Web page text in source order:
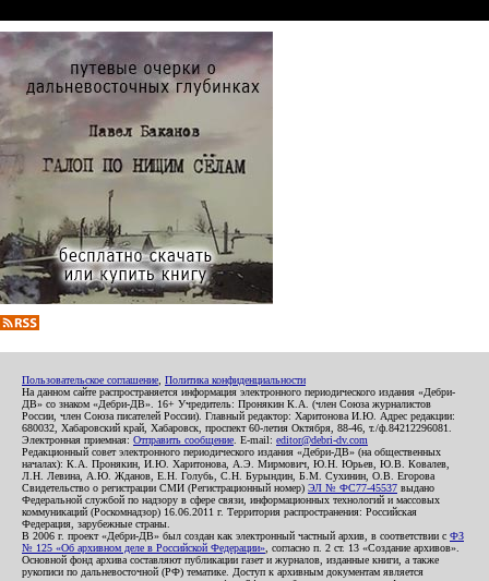
Пользовательское соглашение Политика конфиденциальности
На данном сайте распространяется информация электронного периодического издания «Дебри-
ДВ» со знаком «Дебри-ДВ». 16+ Учредитель: Пронякин К.А. (член Союза журналистов
России, член Союза писателей России). Главный редактор: Харитонова И.Ю. Адрес редакции:
680032, Хабаровский край, Хабаровск, проспект 60-летия Октября, 88-46, т./ф.84212296081.
Электронная приемная: Отправить сообщение . E-mail: editor@debri-dv.com
Редакционный совет электронного периодического издания «Дебри-ДВ» (на общественных
началах): К.А. Пронякин, И.Ю. Харитонова, А.Э. Мирмович, Ю.Н. Юрьев, Ю.В. Ковалев,
Л.Н. Левина, А.Ю. Жданов, Е.Н. Голубь, С.Н. Бурындин, Б.М. Сухинин, О.В. Егорова
Свидетельство о регистрации СМИ (Регистрационный номер) ЭЛ № ФС77-45537 выдано
Федеральной службой по надзору в сфере связи, информационных технологий и массовых
коммуникаций (Роскомнадзор) 16.06.2011 г. Территория распространения: Российская
Федерация, зарубежные страны.
В 2006 г. проект «Дебри-ДВ» был создан как электронный частный архив, в соответствии с ФЗ
№ 125 «Об архивном деле в Российской Федерации» , согласно п. 2 ст. 13 «Создание архивов».
Основной фонд архива составляют публикации газет и журналов, изданные книги, а также
рукописи по дальневосточной (РФ) тематике. Доступ к архивным документам является